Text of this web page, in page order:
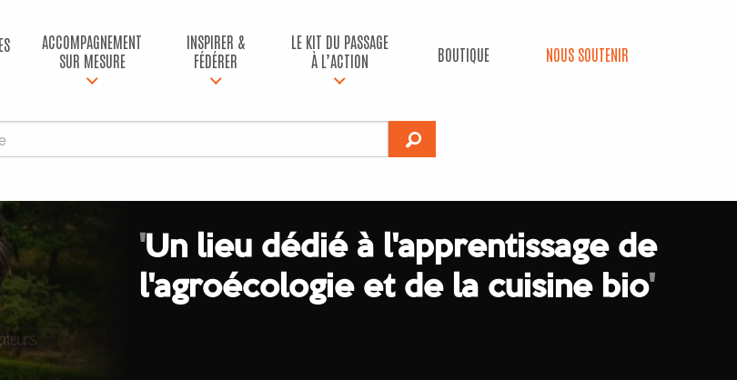
ACCOMPAGNEMENT
SUR MESURE
INSPIRER &
FÉDÉRER
LE KIT DU PASSAGE
À L’ACTION
BOUTIQUE NOUS SOUTENIR
'Un lieu dédié à l'apprentissage de
l'agroécologie et de la cuisine bio'